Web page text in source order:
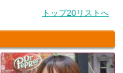
トップ20リストへ